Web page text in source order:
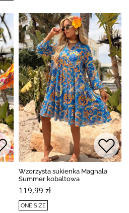
Wzorzysta sukienka Magnala
Summer kobaltowa
119,99 zł
ONE SIZE